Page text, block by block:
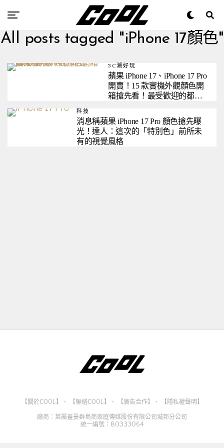
All posts tagged "iPhone 17顏色"
3C潮好玩
蘋果 iPhone 17、iPhone 17 Pro
開賣！15 款實機外觀顏色開
箱搶先看！最受歡迎的都不
科技
消息稱蘋果 iPhone 17 Pro 顏色搶先曝
光！達人：這次的「特別色」前所未
有的視覺風格
【關於COOL】 、 【聯絡COOL】 、 【廣告合作】 、
【隱私權聲明】
廠商：英屬蓋曼群島商家庭傳媒股份有限公司城邦分公司
統一編號：80333064